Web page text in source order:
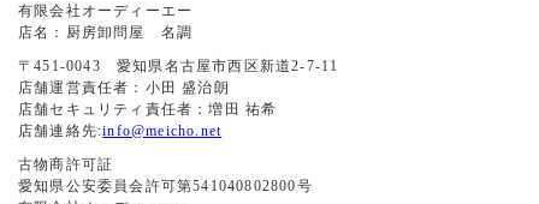
有限会社オーディーエー
店名：厨房卸問屋 名調
〒451-0043 愛知県名古屋市西区新道2-7-11
店舗運営責任者：小田 盛治朗
店舗セキュリティ責任者：増田 祐希
店舗連絡先:info@meicho.net
古物商許可証
愛知県公安委員会許可第541040802800号